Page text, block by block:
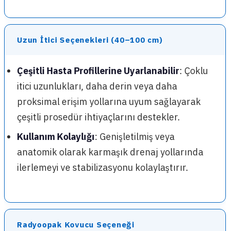
Uzun İtici Seçenekleri (40–100 cm)
Çeşitli Hasta Profillerine Uyarlanabilir: Çoklu
itici uzunlukları, daha derin veya daha
proksimal erişim yollarına uyum sağlayarak
çeşitli prosedür ihtiyaçlarını destekler.
Kullanım Kolaylığı: Genişletilmiş veya
anatomik olarak karmaşık drenaj yollarında
ilerlemeyi ve stabilizasyonu kolaylaştırır.
Radyoopak Kovucu Seçeneği